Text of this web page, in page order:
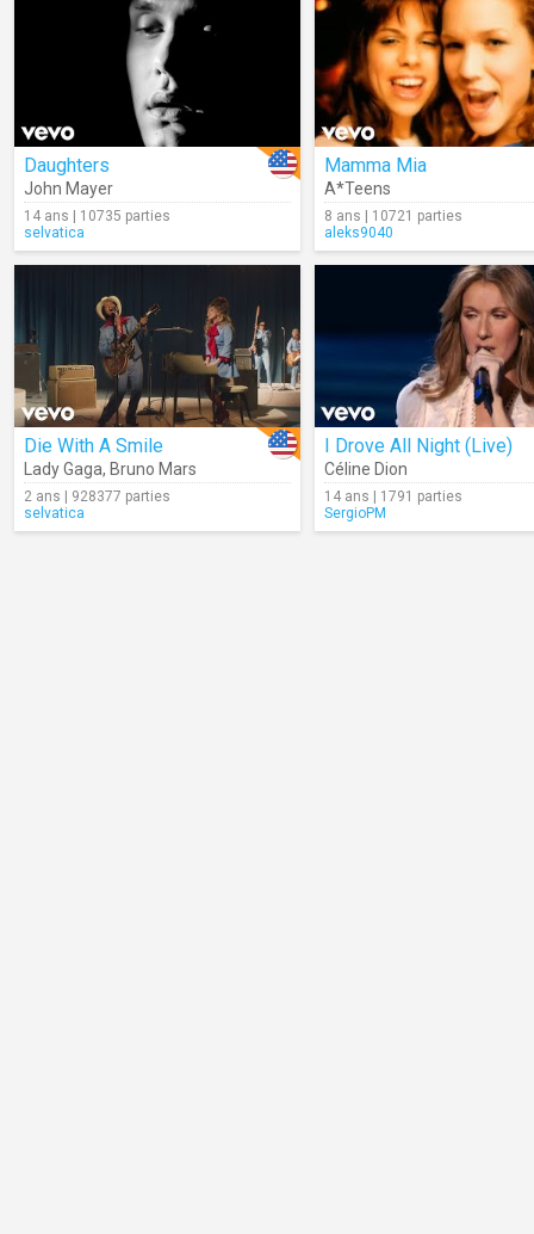
Daughters
John Mayer
14 ans | 10735 parties
selvatica
Mamma Mia
A*Teens
8 ans | 10721 parties
aleks9040
Die With A Smile
Lady Gaga, Bruno Mars
2 ans | 928377 parties
selvatica
I Drove All Night (Live)
Céline Dion
14 ans | 1791 parties
SergioPM